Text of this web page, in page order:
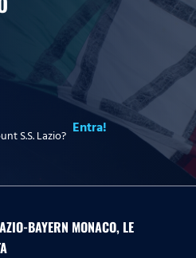
S.S. Lazio? Entra!
BAYERN MONACO, LE